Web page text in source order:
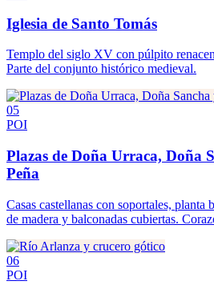
Iglesia de Santo Tomás
Templo del siglo XV con púlpito
Parte del conjunto histórico medieval.
05
POI
Plazas de Doña Urraca, Doña
Peña
Casas castellanas con soportales, planta
de madera y balconadas cubiertas.
06
POI